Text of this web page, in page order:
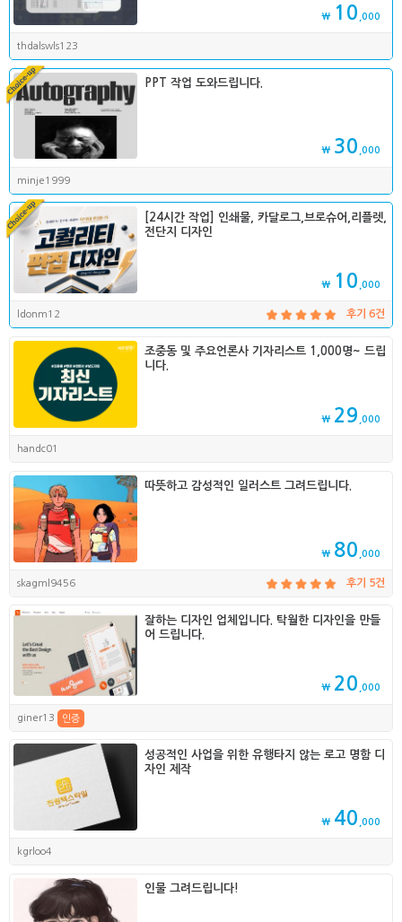
₩ 10 ,000
thdalswls123
PPT 작업 도와드립니다.
₩ 30 ,000
minje1999
[24시간 작업] 인쇄물, 카달로그,브로슈어,리플렛,
전단지 디자인
₩ 10 ,000
ldonm12 후기 6건
조중동 및 주요언론사 기자리스트 1,000명~ 드립
니다.
₩ 29 ,000
handc01
따뜻하고 감성적인 일러스트 그려드립니다.
₩ 80 ,000
skagml9456 후기 5건
잘하는 디자인 업체입니다. 탁월한 디자인을 만들
어 드립니다.
₩ 20 ,000
giner13 인증
성공적인 사업을 위한 유행타지 않는 로고 명함 디
자인 제작
₩ 40 ,000
kgrloo4
인물 그려드립니다!